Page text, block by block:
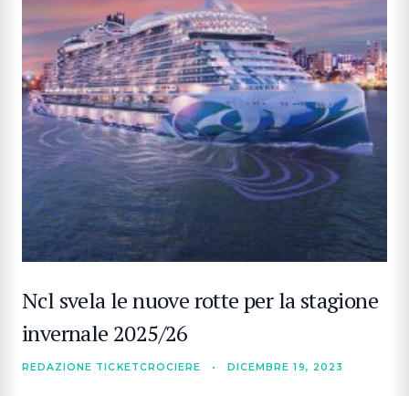
Ncl svela le nuove rotte per la stagione
invernale 2025/26
REDAZIONE TICKETCROCIERE • DICEMBRE 19, 2023